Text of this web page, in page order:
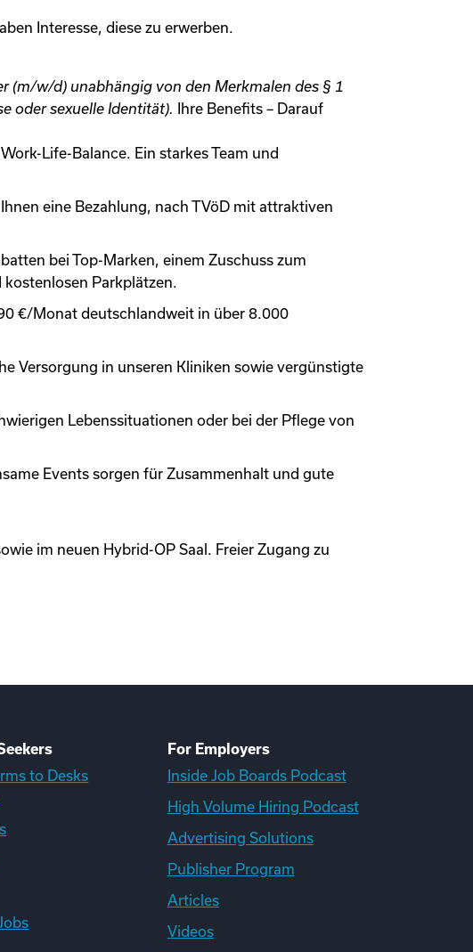
Interesse, diese zu erwerben.
(m/w/d) unabhängig von den Merkmalen des § 1
oder sexuelle Identität).
Ihre Benefits – Darauf
Life-Balance. Ein starkes Team und
eine Bezahlung, nach TVöD mit attraktiven
bei Top-Marken, einem Zuschuss zum
Parkplätzen.
€/Monat deutschlandweit in über 8.000
Versorgung in unseren Kliniken sowie vergünstigte
Lebenssituationen oder bei der Pflege von
Events sorgen für Zusammenhalt und gute
im neuen Hybrid-OP Saal. Freier Zugang zu
to Desks
For Employers
Inside Job Boards Podcast
High Volume Hiring Podcast
Advertising Solutions
Publisher Program
Articles
Videos